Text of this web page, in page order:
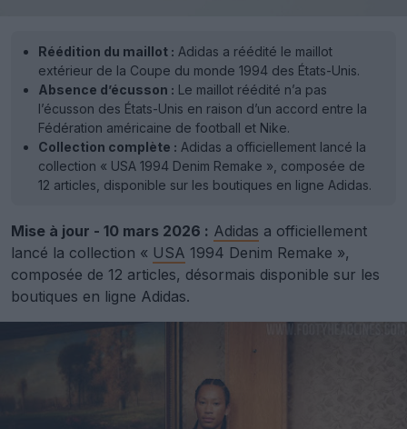
Réédition du maillot : Adidas a réédité le maillot
extérieur de la Coupe du monde 1994 des États-Unis.
Absence d’écusson : Le maillot réédité n’a pas
l’écusson des États-Unis en raison d’un accord entre la
Fédération américaine de football et Nike.
Collection complète : Adidas a officiellement lancé la
collection « USA 1994 Denim Remake », composée de
12 articles, disponible sur les boutiques en ligne Adidas.
Mise à jour - 10 mars 2026 : Adidas a officiellement
lancé la collection « USA 1994 Denim Remake »,
composée de 12 articles, désormais disponible sur les
boutiques en ligne Adidas.